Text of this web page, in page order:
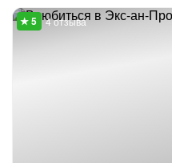
4 отзыва